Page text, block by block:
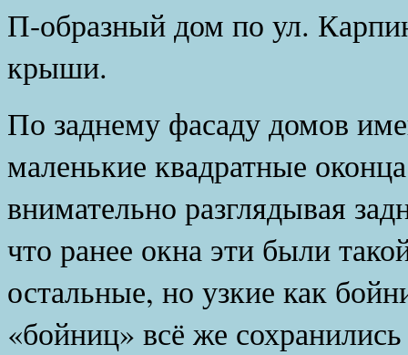
П-образный дом по ул.
крыши.
По заднему фасаду домов
маленькие квадратные
внимательно разглядывая
что ранее окна эти были
остальные, но узкие как
«бойниц» всё же